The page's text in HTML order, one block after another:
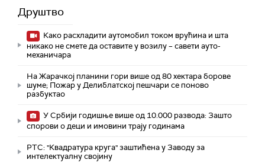
Друштво
Како расхладити аутомобил током врућина и шта
никако не смете да оставите у возилу – савети ауто-
механичара
На Жарачкој планини гори више од 80 хектара борове
шуме; Пожар у Делиблатској пешчари се поново
разбуктао
У Србији годишње више од 10.000 развода: Зашто
спорови о деци и имовини трају годинама
РТС: "Квадратура круга" заштићена у Заводу за
интелектуалну својину